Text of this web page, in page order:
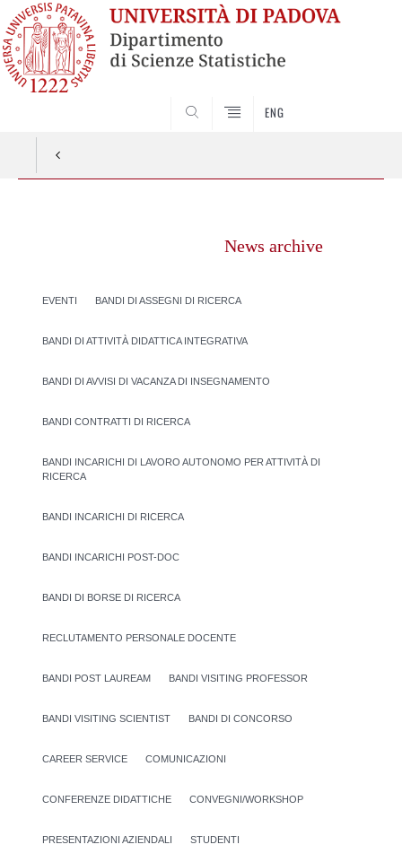
ENG
News archive
EVENTI BANDI DI ASSEGNI DI RICERCA
BANDI DI ATTIVITÀ DIDATTICA INTEGRATIVA
BANDI DI AVVISI DI VACANZA DI INSEGNAMENTO
BANDI CONTRATTI DI RICERCA
BANDI INCARICHI DI LAVORO AUTONOMO PER ATTIVITÀ DI
RICERCA
BANDI INCARICHI DI RICERCA
BANDI INCARICHI POST-DOC
BANDI DI BORSE DI RICERCA
RECLUTAMENTO PERSONALE DOCENTE
BANDI POST LAUREAM BANDI VISITING PROFESSOR
BANDI VISITING SCIENTIST BANDI DI CONCORSO
CAREER SERVICE COMUNICAZIONI
CONFERENZE DIDATTICHE CONVEGNI/WORKSHOP
PRESENTAZIONI AZIENDALI STUDENTI